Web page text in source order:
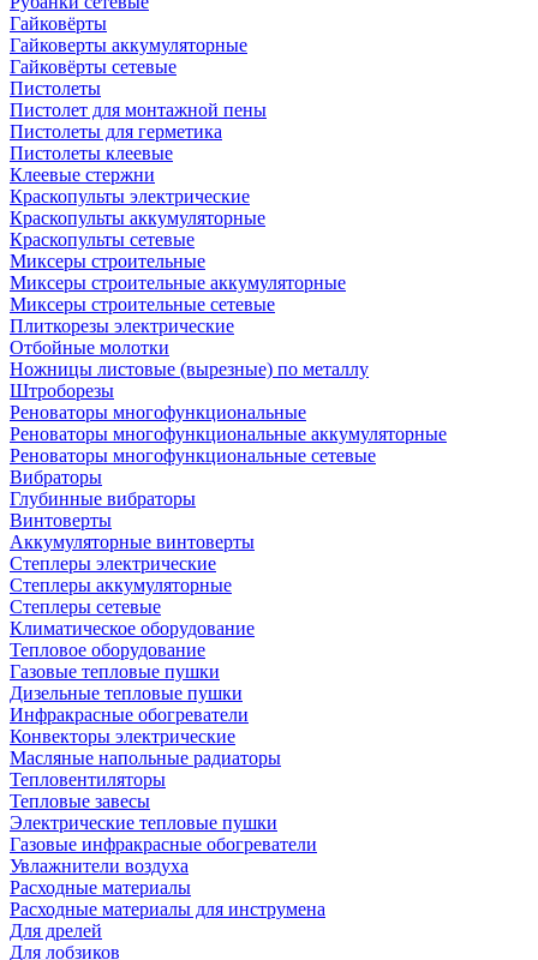
Гайковёрты
Гайковерты аккумуляторные
Гайковёрты сетевые
Пистолеты
Пистолет для монтажной пены
Пистолеты для герметика
Пистолеты клеевые
Клеевые стержни
Краскопульты электрические
Краскопульты аккумуляторные
Краскопульты сетевые
Миксеры строительные
Миксеры строительные аккумуляторные
Миксеры строительные сетевые
Плиткорезы электрические
Отбойные молотки
Ножницы листовые (вырезные) по металлу
Штроборезы
Реноваторы многофункциональные
Реноваторы многофункциональные аккумуляторные
Реноваторы многофункциональные сетевые
Вибраторы
Глубинные вибраторы
Винтоверты
Аккумуляторные винтоверты
Степлеры электрические
Степлеры аккумуляторные
Степлеры сетевые
Климатическое оборудование
Тепловое оборудование
Газовые тепловые пушки
Дизельные тепловые пушки
Инфракрасные обогреватели
Конвекторы электрические
Масляные напольные радиаторы
Тепловентиляторы
Тепловые завесы
Электрические тепловые пушки
Газовые инфракрасные обогреватели
Увлажнители воздуха
Расходные материалы
Расходные материалы для инструмена
Для дрелей
Для лобзиков